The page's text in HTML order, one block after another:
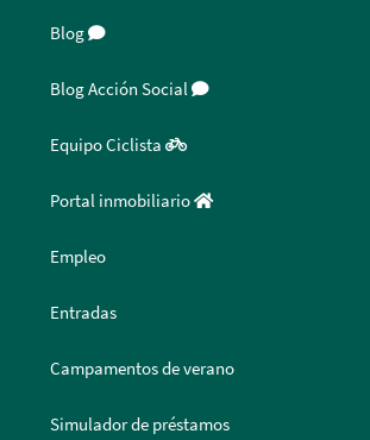
Blog
Blog Acción Social
Equipo Ciclista
Portal inmobiliario
Empleo
Entradas
Campamentos de verano
Simulador de préstamos